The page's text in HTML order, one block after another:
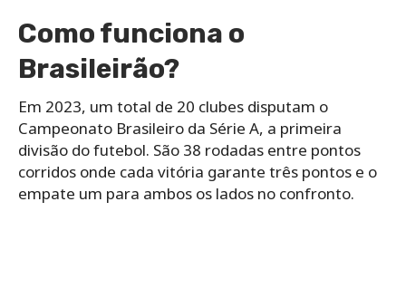
Como funciona o
Brasileirão?
Em 2023, um total de 20 clubes disputam o
Campeonato Brasileiro da Série A, a primeira
divisão do futebol. São 38 rodadas entre pontos
corridos onde cada vitória garante três pontos e o
empate um para ambos os lados no confronto.